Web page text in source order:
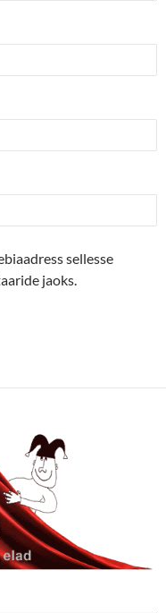
sellesse
jaoks.